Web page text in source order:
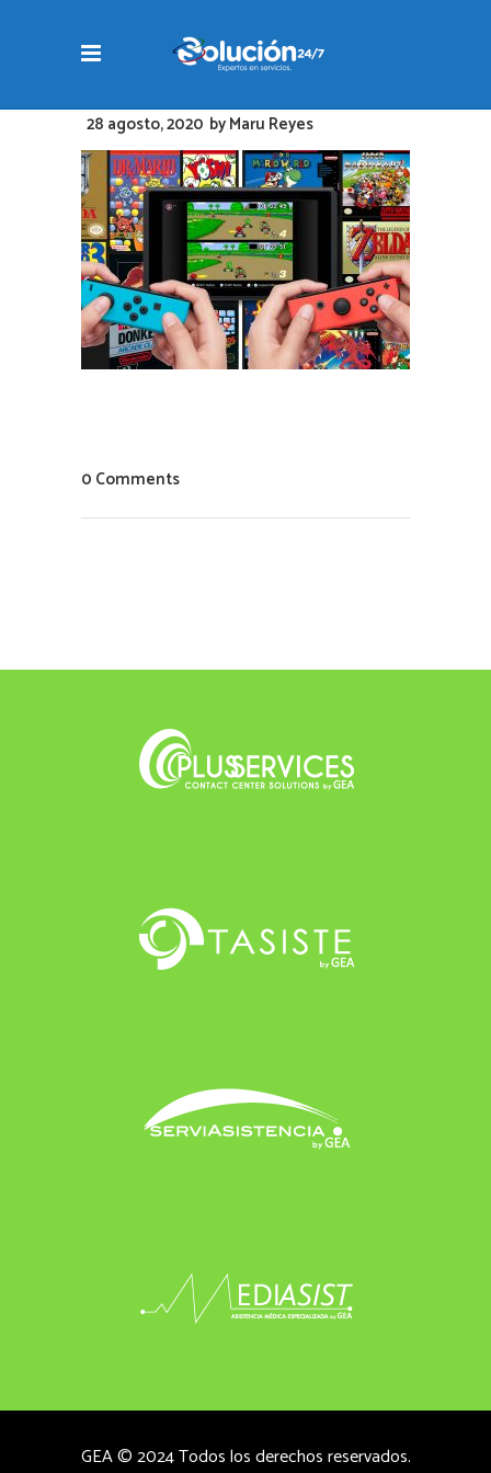
28 agosto, 2020 byMaru Reyes
0 Comments
GEA © 2024 Todos los derechos reservados.